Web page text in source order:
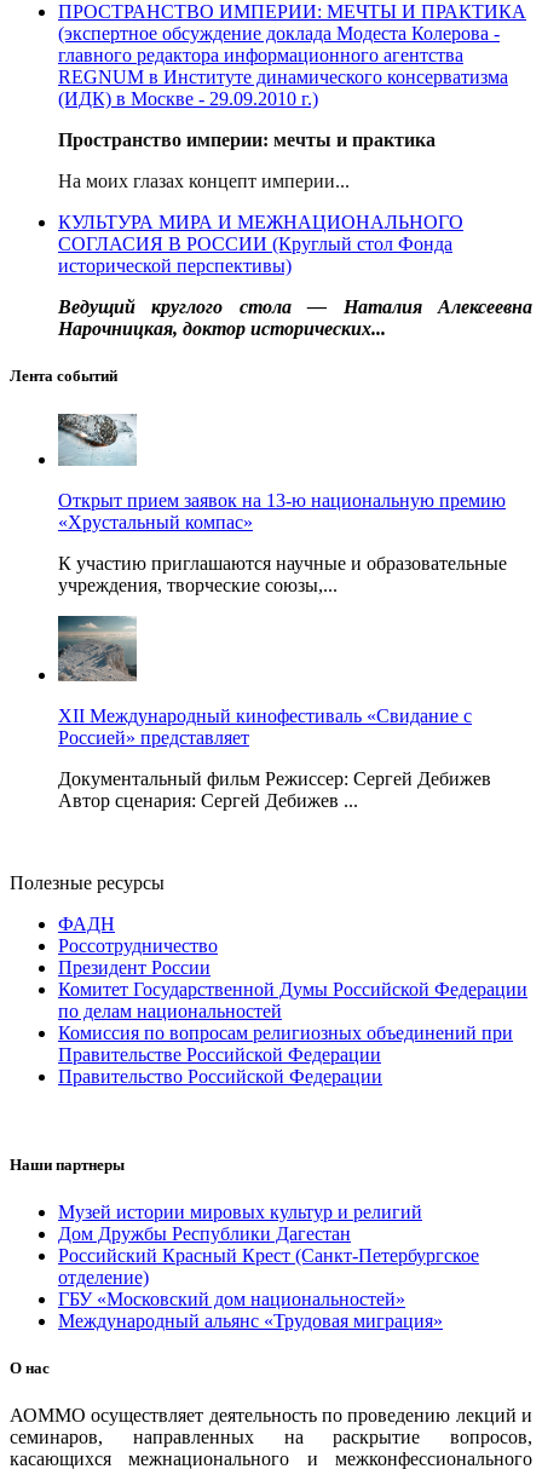
ПРОСТРАНСТВО ИМПЕРИИ: МЕЧТЫ И ПРАКТИКА
(экспертное обсуждение доклада Модеста Колерова -
главного редактора информационного агентства
REGNUM в Институте динамического консерватизма
(ИДК) в Москве - 29.09.2010 г.)
Пространство империи: мечты и практика
На моих глазах концепт империи...
КУЛЬТУРА МИРА И МЕЖНАЦИОНАЛЬНОГО
СОГЛАСИЯ В РОССИИ (Круглый стол Фонда
исторической перспективы)
Ведущий круглого стола — Наталия Алексеевна
Нарочницкая, доктор исторических...
Лента событий
Открыт прием заявок на 13-ю национальную премию
«Хрустальный компас»
К участию приглашаются научные и образовательные
учреждения, творческие союзы,...
XII Международный кинофестиваль «Свидание с
Россией» представляет
Документальный фильм Режиссер: Сергей Дебижев
Автор сценария: Сергей Дебижев ...
Полезные ресурсы
ФАДН
Россотрудничество
Президент России
Комитет Государственной Думы Российской Федерации
по делам национальностей
Комиссия по вопросам религиозных объединений при
Правительстве Российской Федерации
Правительство Российской Федерации
Наши партнеры
Музей истории мировых культур и религий
Дом Дружбы Республики Дагестан
Российский Красный Крест (Санкт-Петербургское
отделение)
ГБУ «Московский дом национальностей»
Международный альянс «Трудовая миграция»
О нас
АОММО осуществляет деятельность по проведению лекций и
семинаров, направленных на раскрытие вопросов,
касающихся межнационального и межконфессионального